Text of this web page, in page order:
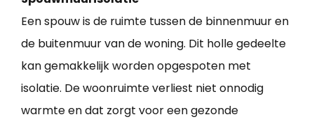
Een spouw is de ruimte tussen de binnenmuur en
de buitenmuur van de woning. Dit holle gedeelte
kan gemakkelijk worden opgespoten met
isolatie. De woonruimte verliest niet onnodig
warmte en dat zorgt voor een gezonde